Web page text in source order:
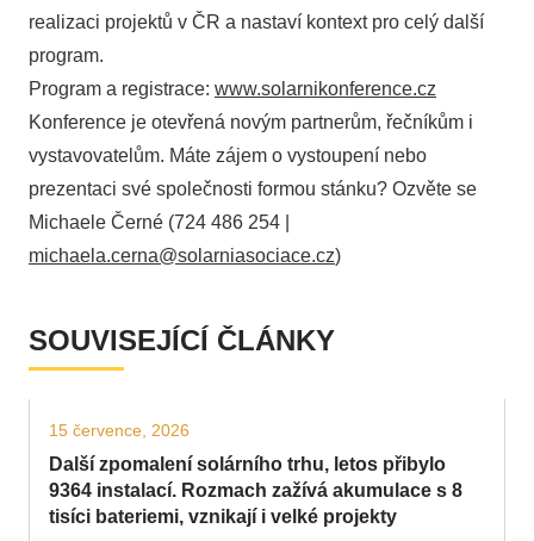
realizaci projektů v ČR a nastaví kontext pro celý další
program.
Program a registrace: www.solarnikonference.cz
Konference je otevřená novým partnerům, řečníkům i
vystavovatelům. Máte zájem o vystoupení nebo
prezentaci své společnosti formou stánku? Ozvěte se
Michaele Černé (724 486 254 |
michaela.cerna@solarniasociace.cz)
SOUVISEJÍCÍ ČLÁNKY
15 července, 2026
Další zpomalení solárního trhu, letos přibylo
9364 instalací. Rozmach zažívá akumulace s 8
tisíci bateriemi, vznikají i velké projekty